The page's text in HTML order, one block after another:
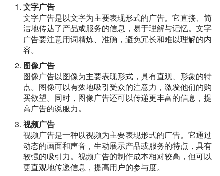
文字广告
文字广告是以文字为主要表现形式的广告。它直接、简
洁地传达了产品或服务的信息，易于理解与记忆。文字
广告要注意用词精炼、准确，避免冗长和难以理解的内
容。
图像广告
图像广告以图像为主要表现形式，具有直观、形象的特
点。图像可以有效地吸引受众的注意力，激发他们的购
买欲望。同时，图像广告还可以传递更丰富的信息，提
高广告的说服力。
视频广告
视频广告是一种以视频为主要表现形式的广告。它通过
动态的画面和声音，生动展示产品或服务的特点，具有
较强的吸引力。视频广告的制作成本相对较高，但可以
更直观地传递信息，提高用户的参与度。